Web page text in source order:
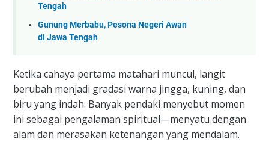
Tengah
Gunung Merbabu, Pesona Negeri Awan
di Jawa Tengah
​Ketika cahaya pertama matahari muncul, langit
berubah menjadi gradasi warna jingga, kuning, dan
biru yang indah. Banyak pendaki menyebut momen
ini sebagai pengalaman spiritual—menyatu dengan
alam dan merasakan ketenangan yang mendalam.